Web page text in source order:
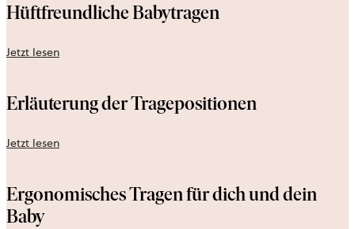
Hüftfreundliche Babytragen
Jetzt lesen
Erläuterung der Tragepositionen
Jetzt lesen
Ergonomisches Tragen für dich und dein
Baby